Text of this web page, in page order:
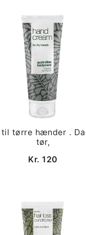
til tørre hænder .
tør,
Kr. 120